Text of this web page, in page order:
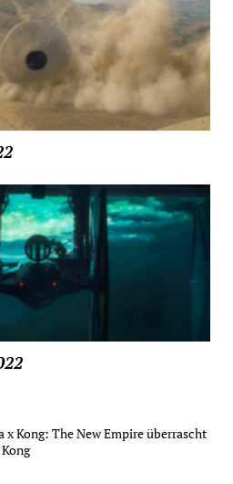
Kong: The New Empire überrascht